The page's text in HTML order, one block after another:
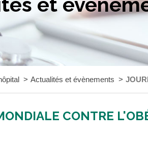
Actualités et évènements
CONTRE